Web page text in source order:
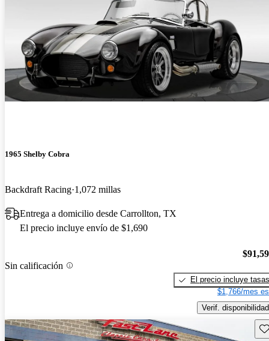
1965 Shelby Cobra
Backdraft Racing 1,072 millas
Entrega a domicilio desde Carrollton, TX
El precio incluye envío de $1,690
Sin calificación
El precio incluye tasas
$1,766/mes
Verif. disponibilidad